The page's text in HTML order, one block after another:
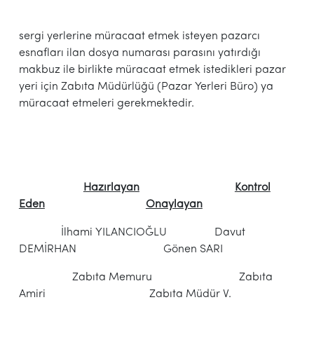
sergi yerlerine müracaat etmek isteyen pazarcı
esnafları ilan dosya numarası parasını yatırdığı
makbuz ile birlikte müracaat etmek istedikleri pazar
yeri için Zabıta Müdürlüğü (Pazar Yerleri Büro) ya
müracaat etmeleri gerekmektedir.
Hazırlayan
Kontrol
Eden
Onaylayan
İlhami YILANCIOĞLU Davut
DEMİRHAN Gönen SARI
Zabıta Memuru Zabıta
Amiri Zabıta Müdür V.